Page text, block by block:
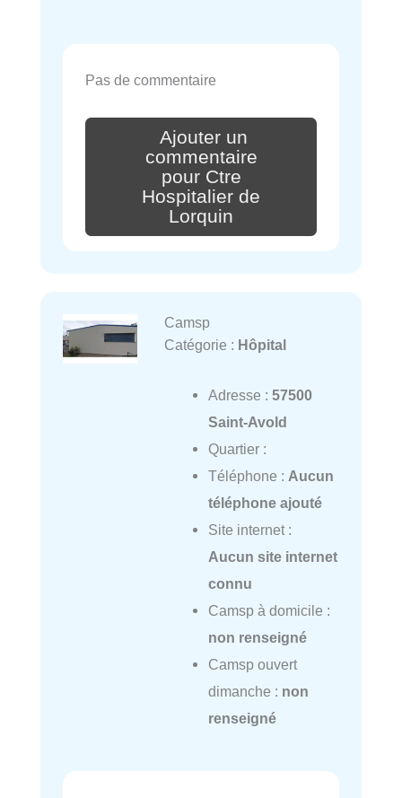
Pas de commentaire
Ajouter un
commentaire
pour Ctre
Hospitalier de
Lorquin
Camsp
Catégorie : Hôpital
Adresse : 57500
Saint-Avold
Quartier :
Téléphone : Aucun
téléphone ajouté
Site internet :
Aucun site internet
connu
Camsp à domicile :
non renseigné
Camsp ouvert
dimanche : non
renseigné